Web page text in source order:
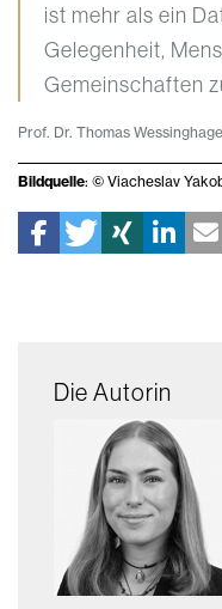
ist mehr als ein
Gelegenheit,
Gemeinschaften
Prof. Dr. Thomas
Bildquelle: © Viacheslav
Die Autorin